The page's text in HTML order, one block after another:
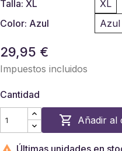
Talla: XL
XL
Color: Azul
Azul
29,95 €
Impuestos incluidos
Cantidad
 Añadir al
Últimas unidades en